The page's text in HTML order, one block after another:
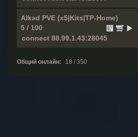
Alkad PVE (x5|Kits|TP-Home)
5 / 100
Общий онлайн: 18 / 350